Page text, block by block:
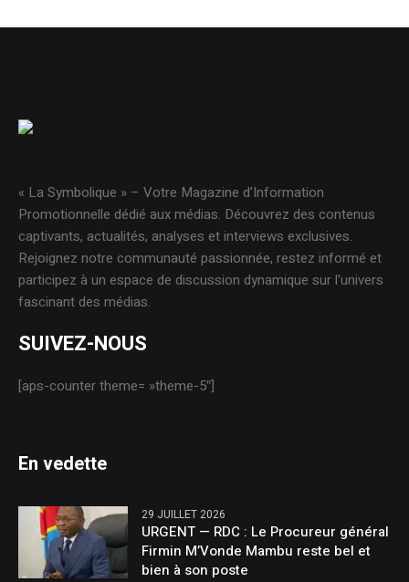
« La Symbolique » – Votre Magazine d’Information
Promotionnelle dédié aux médias. Découvrez des contenus
captivants, actualités, analyses et interviews exclusives.
Rejoignez notre communauté passionnée, restez informé et
participez à un espace de discussion dynamique sur l’univers
fascinant des médias.
SUIVEZ-NOUS
[aps-counter theme= »theme-5″]
En vedette
29 JUILLET 2026
URGENT — RDC : Le Procureur général
Firmin M’Vonde Mambu reste bel et
bien à son poste